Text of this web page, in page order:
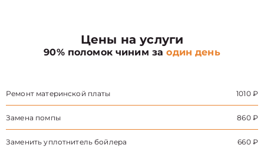
Цены на услуги
90% поломок чиним заодин день
Ремонт материнской платы 1010 ₽
Замена помпы 860 ₽
Заменить уплотнитель бойлера 660 ₽